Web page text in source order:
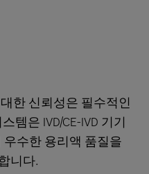
한 신뢰성은 필수적인
템은 IVD/CE-IVD 기기
수한 용리액 품질을
니다.